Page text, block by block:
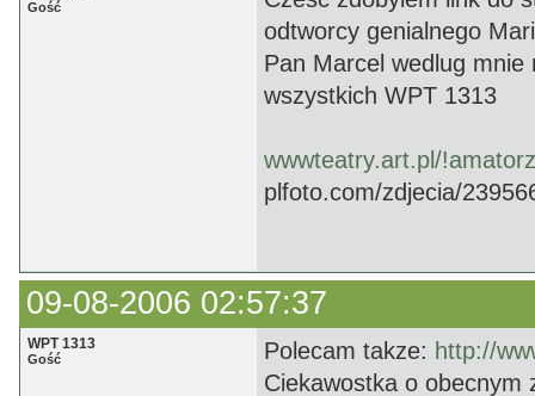
Gość
odtworcy genialnego
Pan Marcel wedlug
wszystkich WPT 1313
wwwteatry.art.pl/
plfoto.com/zdjecia/
09-08-2006 02:57:37
WPT 1313
Gość Polecam takze: http://
Ciekawostka o obecnym